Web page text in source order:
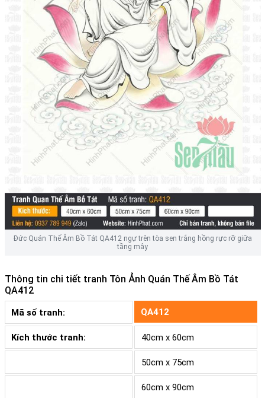
Đức Quán Thế Âm Bồ Tát QA412 ngự trên tòa sen trắng hồng rực rỡ giữa
tầng mây
Thông tin chi tiết tranh Tôn Ảnh Quán Thế Âm Bồ Tát
QA412
Mã số tranh: QA412
Kích thước tranh: 40cm x 60cm
50cm x 75cm
60cm x 90cm